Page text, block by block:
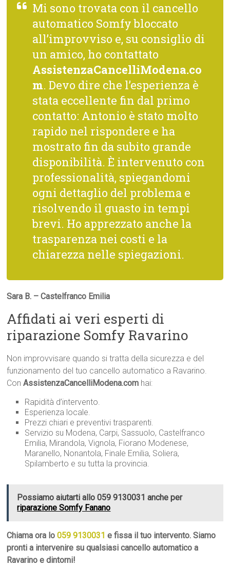
Mi sono trovata con il cancello
automatico Somfy bloccato
all’improvviso e, su consiglio di
un amico, ho contattato
AssistenzaCancelliModena.co
m. Devo dire che l’esperienza è
stata eccellente fin dal primo
contatto: Antonio è stato molto
rapido nel rispondere e ha
mostrato fin da subito grande
disponibilità. È intervenuto con
professionalità, spiegandomi
ogni dettaglio del problema e
risolvendo il guasto in tempi
brevi. Ho apprezzato anche la
trasparenza nei costi e la
chiarezza nelle spiegazioni.
Sara B. – Castelfranco Emilia
Affidati ai veri esperti di
riparazione Somfy Ravarino
Non improvvisare quando si tratta della sicurezza e del
funzionamento del tuo cancello automatico a Ravarino.
ConAssistenzaCancelliModena.com hai:
Rapidità d’intervento.
Esperienza locale.
Prezzi chiari e preventivi trasparenti.
Servizio su Modena, Carpi, Sassuolo, Castelfranco
Emilia, Mirandola, Vignola, Fiorano Modenese,
Maranello, Nonantola, Finale Emilia, Soliera,
Spilamberto e su tutta la provincia.
Possiamo aiutarti allo 059 9130031 anche per
riparazione Somfy Fanano
Chiama ora lo059 9130031 e fissa il tuo intervento. Siamo
pronti a intervenire su qualsiasi cancello automatico a
Ravarino e dintorni!